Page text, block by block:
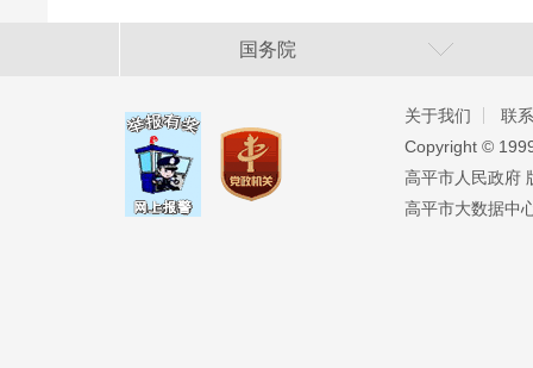
国务院
关于我们
联
Copyright ©️
高平市人民政府
高平市大数据